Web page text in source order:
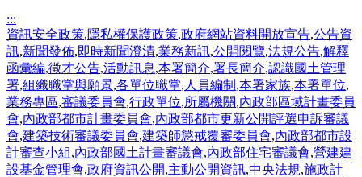
:::
資訊安全政策,隱私權保護政策,政府網站資料開放宣告,公告資
訊,新聞發佈,即時新聞澄清,業務新訊,公開閱覽,法規公告,解釋
函彙編,徵才公告,活動訊息,本署簡介,署長簡介,認識國土管理
署,組織職掌與願景,各單位職掌, 人員編制 ,本署家族,本署單位,
業務專區,審議委員會,行政單位,所屬機關,內政部區域計畫委員
會,內政部都市計畫委員會,內政部都市更新公開評選申訴審議
會,建築技術審議委員會,建築師懲戒覆審委員會,內政部都市設
計審查小組,內政部國土計畫審議會,內政部住宅審議會,營建建
設基金管理會,政府資訊公開,主動公開資訊,中央法規,施政計